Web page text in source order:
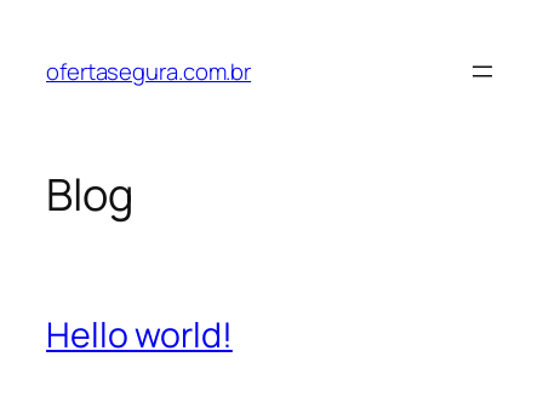
ofertasegura.com.br
Blog
Hello world!